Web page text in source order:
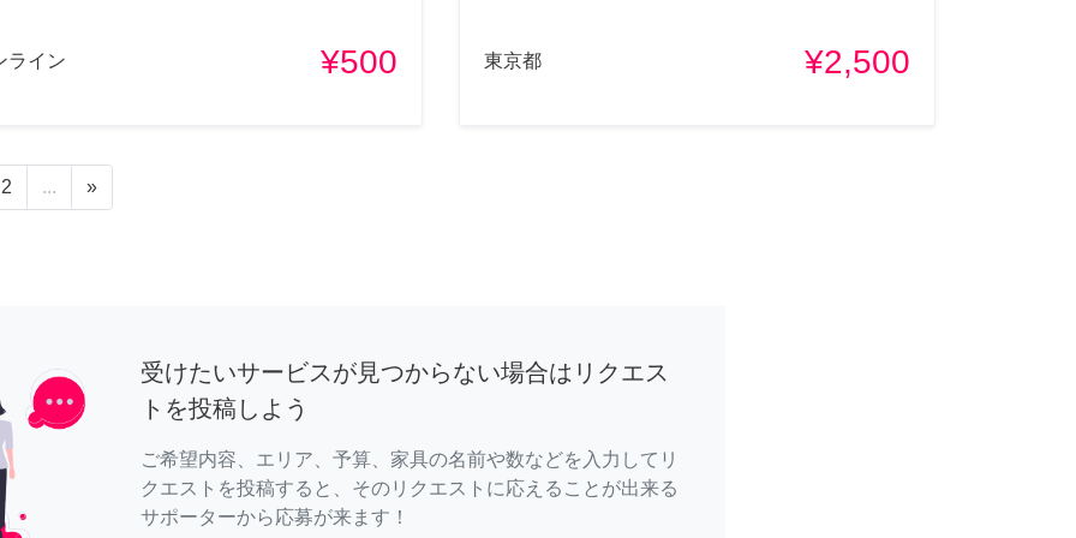
ライン ¥500 東京都 ¥2,500
2 ... »
受けたいサービスが見つからない場合はリクエス
トを投稿しよう
ご希望内容、エリア、予算、家具の名前や数などを入力してリ
クエストを投稿すると、そのリクエストに応えることが出来る
サポーターから応募が来ます！